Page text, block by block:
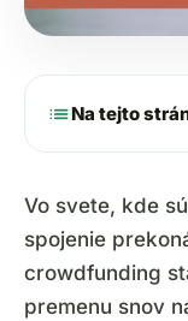
listNa tejto
Vo svete, kde
spojenie
crowdfunding
premenu snov